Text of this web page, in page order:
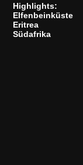
Highlights:
Elfenbeinküste
Eritrea
Südafrika